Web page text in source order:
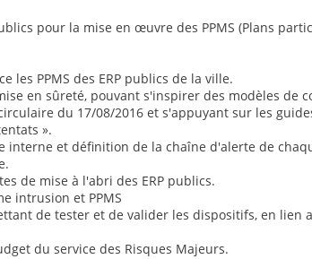
pour la mise en œuvre des PPMS (Plans
les PPMS des ERP publics de la ville.
en sûreté, pouvant s'inspirer des modèles de
du 17/08/2016 et s'appuyant sur les
».
interne et définition de la chaîne d'alerte de
de mise à l'abri des ERP publics.
intrusion et PPMS
de tester et de valider les dispositifs, en lien
du service des Risques Majeurs.